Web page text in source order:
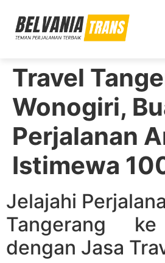
Travel
Wonogiri,
Perjalanan
Istimewa
Jelajahi
Tangerang
dengan Jasa